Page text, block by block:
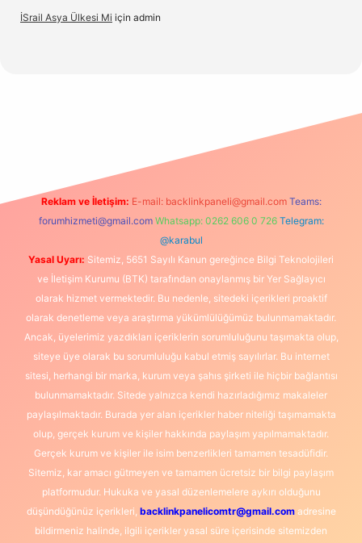
İSrail Asya Ülkesi Mi için admin
Reklam ve İletişim: E-mail: backlinkpaneli@gmail.com Teams:
forumhizmeti@gmail.com Whatsapp: 0262 606 0 726 Telegram:
@karabul
Yasal Uyarı: Sitemiz, 5651 Sayılı Kanun gereğince Bilgi Teknolojileri
ve İletişim Kurumu (BTK) tarafından onaylanmış bir Yer Sağlayıcı
olarak hizmet vermektedir. Bu nedenle, sitedeki içerikleri proaktif
olarak denetleme veya araştırma yükümlülüğümüz bulunmamaktadır.
Ancak, üyelerimiz yazdıkları içeriklerin sorumluluğunu taşımakta olup,
siteye üye olarak bu sorumluluğu kabul etmiş sayılırlar. Bu internet
sitesi, herhangi bir marka, kurum veya şahıs şirketi ile hiçbir bağlantısı
bulunmamaktadır. Sitede yalnızca kendi hazırladığımız makaleler
paylaşılmaktadır. Burada yer alan içerikler haber niteliği taşımamakta
olup, gerçek kurum ve kişiler hakkında paylaşım yapılmamaktadır.
Gerçek kurum ve kişiler ile isim benzerlikleri tamamen tesadüfidir.
Sitemiz, kar amacı gütmeyen ve tamamen ücretsiz bir bilgi paylaşım
platformudur. Hukuka ve yasal düzenlemelere aykırı olduğunu
düşündüğünüz içerikleri, backlinkpanelicomtr@gmail.comadresine
bildirmeniz halinde, ilgili içerikler yasal süre içerisinde sitemizden